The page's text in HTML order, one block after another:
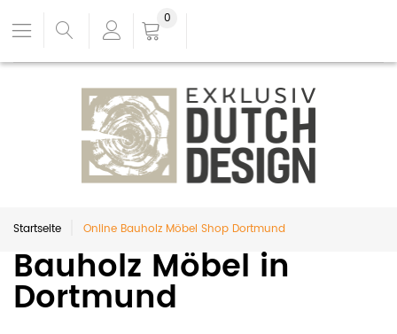
0
Startseite Online Bauholz Möbel Shop Dortmund
Bauholz Möbel in
Dortmund